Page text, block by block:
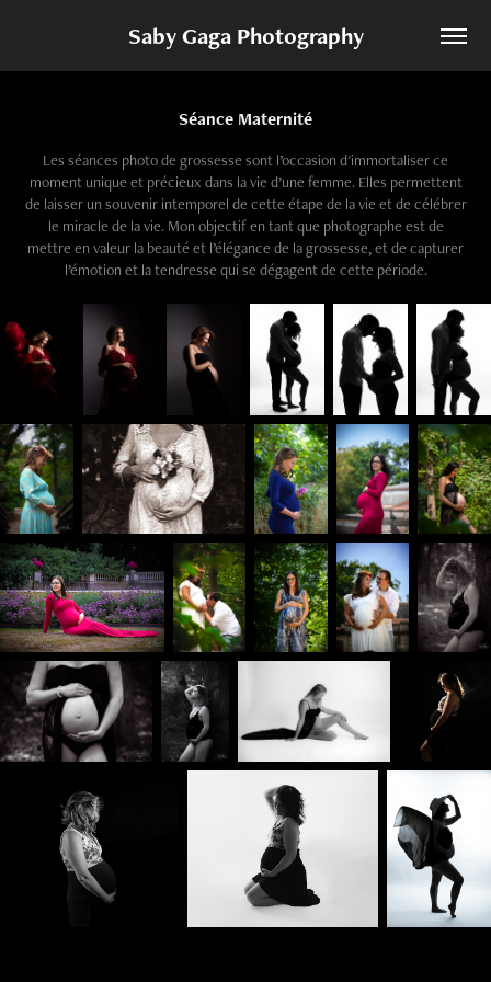
Saby Gaga Photography
Séance Maternité
Les séances photo de grossesse sont l’occasion d'immortaliser ce
moment unique et précieux dans la vie d’une femme. Elles permettent
de laisser un souvenir intemporel de cette étape de la vie et de célébrer
le miracle de la vie. Mon objectif en tant que photographe est de
mettre en valeur la beauté et l’élégance de la grossesse, et de capturer
l’émotion et la tendresse qui se dégagent de cette période.